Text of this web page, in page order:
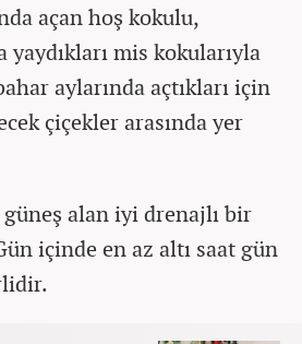
açan hoş kokulu,
mis kokularıyla
aylarında açtıkları için
çiçekler arasında yer
alan iyi drenajlı bir
içinde en az altı saat gün